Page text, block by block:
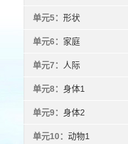
单元5： 形状
单元6： 家庭
单元7： 人际
单元8： 身体1
单元9： 身体2
单元10： 动物1